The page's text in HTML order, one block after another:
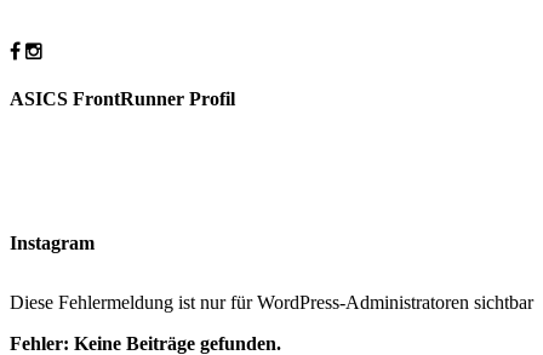
ASICS FrontRunner Profil
Instagram
Diese Fehlermeldung ist nur für WordPress-Administratoren sichtbar
Fehler: Keine Beiträge gefunden.